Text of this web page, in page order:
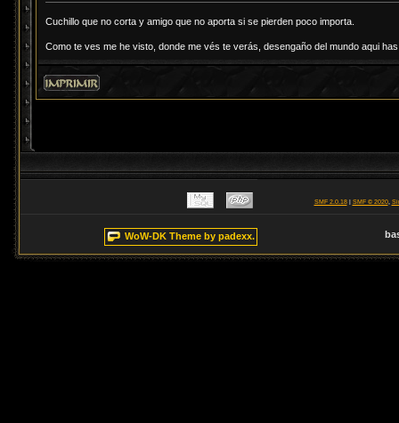
Cuchillo que no corta y amigo que no aporta si se pierden poco importa.
Como te ves me he visto, donde me vés te verás, desengaño del mundo aqui
SMF 2.0.18| SMF © 2020,
WoW-DK Theme by padexx.